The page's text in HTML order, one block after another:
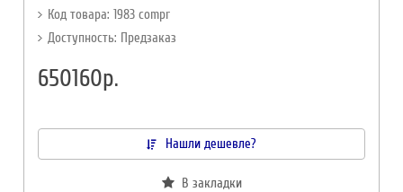
Код товара: 1983 compr
Доступность: Предзаказ
650160р.
Нашли дешевле?
В закладки